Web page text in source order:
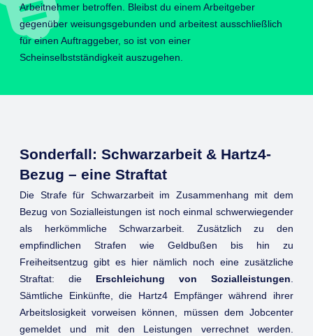
Arbeitnehmer betroffen. Bleibst du einem Arbeitgeber
gegenüber weisungsgebunden und arbeitest ausschließlich
für einen Auftraggeber, so ist von einer
Scheinselbstständigkeit auszugehen.
Sonderfall: Schwarzarbeit & Hartz4-
Bezug – eine Straftat
Die Strafe für Schwarzarbeit im Zusammenhang mit dem
Bezug von Sozialleistungen ist noch einmal schwerwiegender
als herkömmliche Schwarzarbeit. Zusätzlich zu den
empfindlichen Strafen wie Geldbußen bis hin zu
Freiheitsentzug gibt es hier nämlich noch eine zusätzliche
Straftat: die Erschleichung von Sozialleistungen.
Sämtliche Einkünfte, die Hartz4 Empfänger während ihrer
Arbeitslosigkeit vorweisen können, müssen dem Jobcenter
gemeldet und mit den Leistungen verrechnet werden.